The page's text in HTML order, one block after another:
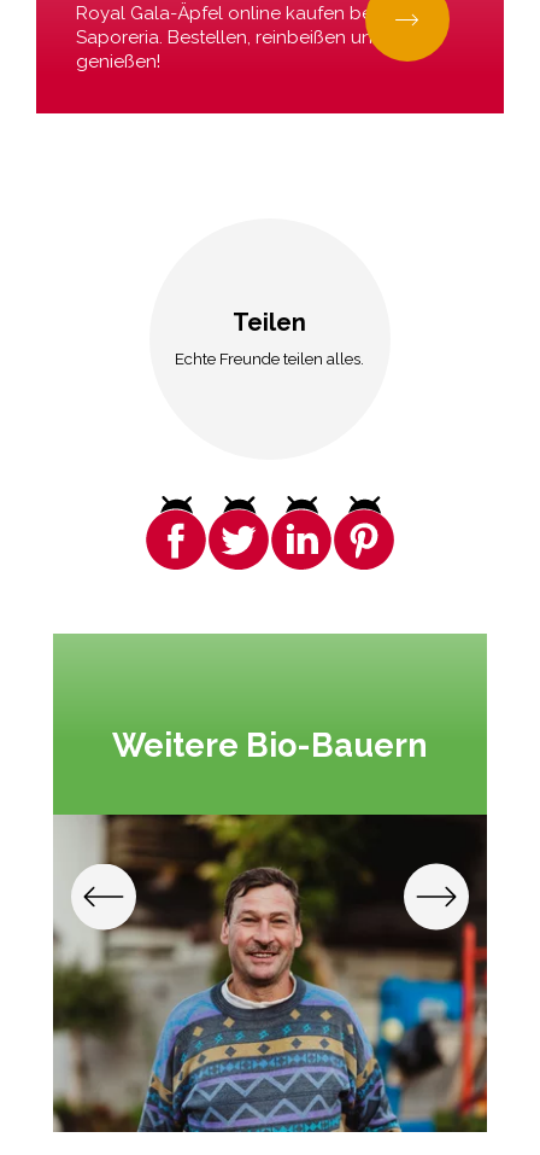
Royal Gala-Äpfel online kaufen bei La
Saporeria. Bestellen, reinbeißen und
genießen!
Teilen
Echte Freunde teilen alles.
Weitere Bio-Bauern